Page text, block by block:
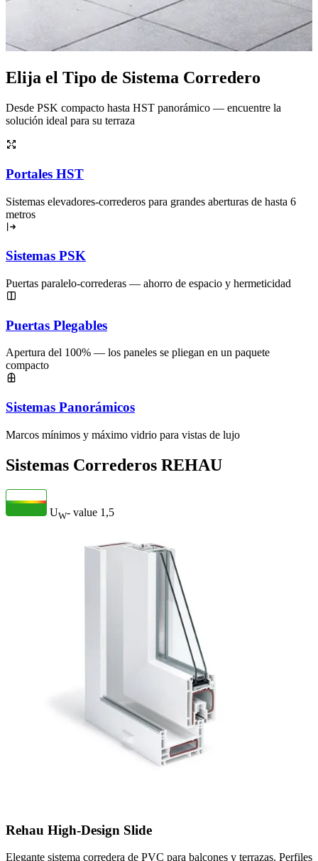
Elija el Tipo de Sistema Corredero
Desde PSK compacto hasta HST panorámico — encuentre la
solución ideal para su terraza
Portales HST
Sistemas elevadores-correderos para grandes aberturas de hasta 6
metros
Sistemas PSK
Puertas paralelo-correderas — ahorro de espacio y hermeticidad
Puertas Plegables
Apertura del 100% — los paneles se pliegan en un paquete
compacto
Sistemas Panorámicos
Marcos mínimos y máximo vidrio para vistas de lujo
Sistemas Correderos REHAU
UW- value 1,5
Rehau High-Design Slide
Elegante sistema corredera de PVC para balcones y terrazas. Perfiles